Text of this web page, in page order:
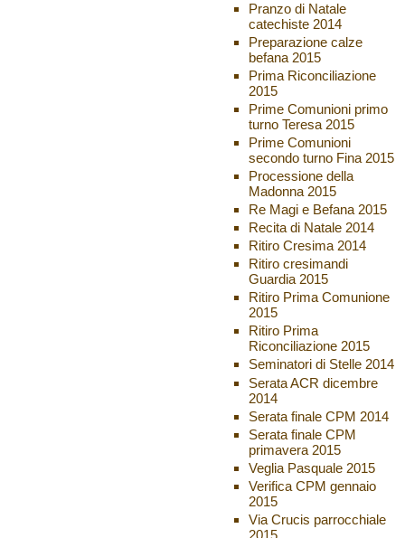
Pranzo di Natale
catechiste 2014
Preparazione calze
befana 2015
Prima Riconciliazione
2015
Prime Comunioni primo
turno Teresa 2015
Prime Comunioni
secondo turno Fina 2015
Processione della
Madonna 2015
Re Magi e Befana 2015
Recita di Natale 2014
Ritiro Cresima 2014
Ritiro cresimandi
Guardia 2015
Ritiro Prima Comunione
2015
Ritiro Prima
Riconciliazione 2015
Seminatori di Stelle 2014
Serata ACR dicembre
2014
Serata finale CPM 2014
Serata finale CPM
primavera 2015
Veglia Pasquale 2015
Verifica CPM gennaio
2015
Via Crucis parrocchiale
2015